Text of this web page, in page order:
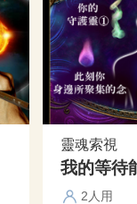
靈魂索視
我的等待
2人用